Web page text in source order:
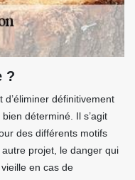
?
d’éliminer définitivement
déterminé. Il s’agit
des différents motifs
projet, le danger qui
en cas de